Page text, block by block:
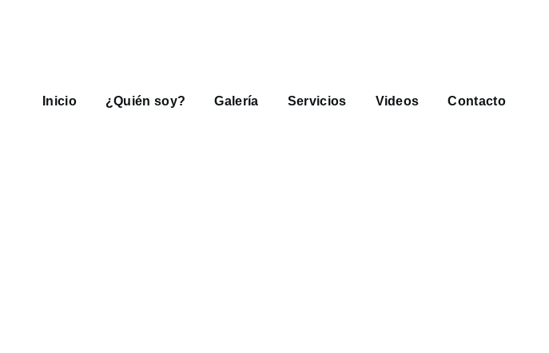
Inicio ¿Quién soy? Galería Servicios Videos Contacto